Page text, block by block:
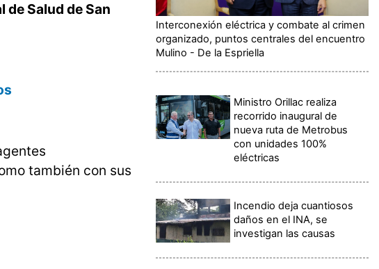
de Salud de San
también con sus
Interconexión eléctrica y combate al crimen
organizado, puntos centrales del encuentro
Mulino - De la Espriella
Ministro Orillac realiza
recorrido inaugural de
nueva ruta de Metrobus
con unidades 100%
eléctricas
Incendio deja cuantiosos
daños en el INA, se
investigan las causas